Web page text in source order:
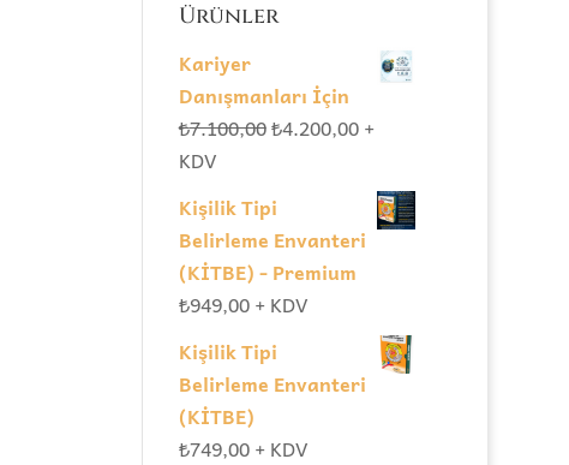
Ürünler
Kariyer
Danışmanları İçin
₺7.100,00Orijinal
₺4.200,00Şu
fiyat:
₺4.200,00.
+
KDV
Kişilik Tipi
Belirleme Envanteri
(KİTBE) - Premium
₺949,00 + KDV
Kişilik Tipi
Belirleme Envanteri
(KİTBE)
₺749,00 + KDV